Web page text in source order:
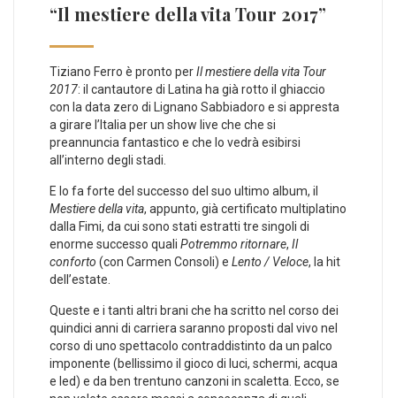
“Il mestiere della vita Tour 2017”
Tiziano Ferro è pronto perIl mestiere della vita Tour
2017: il cantautore di Latina ha già rotto il ghiaccio
con la data zero di Lignano Sabbiadoro e si appresta
a girare l’Italia per un show live che che si
preannuncia fantastico e che lo vedrà esibirsi
all’interno degli stadi.
E lo fa forte del successo del suo ultimo album, il
Mestiere della vita, appunto, già certificato multiplatino
dalla Fimi, da cui sono stati estratti tre singoli di
enorme successo quali Potremmo ritornare, Il
conforto (con Carmen Consoli) e Lento / Veloce, la hit
dell’estate.
Queste e i tanti altri brani che ha scritto nel corso dei
quindici anni di carriera saranno proposti dal vivo nel
corso di uno spettacolo contraddistinto da un palco
imponente (bellissimo il gioco di luci, schermi, acqua
e led) e da ben trentuno canzoni in scaletta. Ecco, se